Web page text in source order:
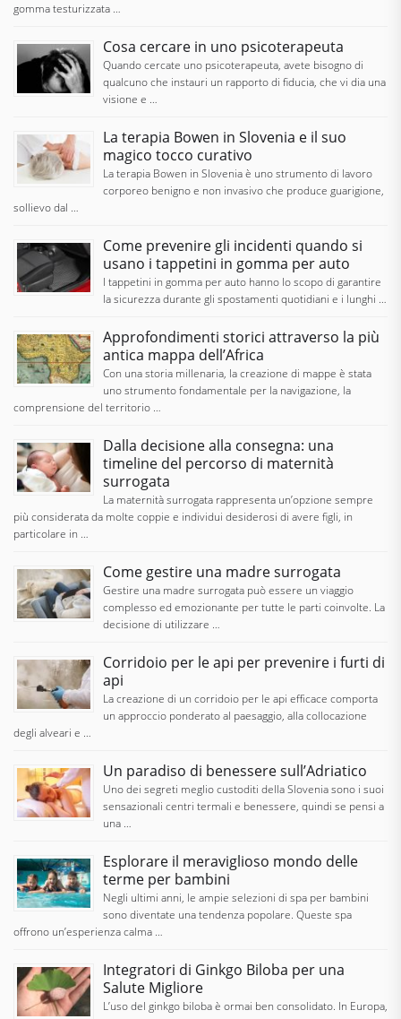
gomma testurizzata …
Cosa cercare in uno psicoterapeuta
Quando cercate uno psicoterapeuta, avete bisogno di
qualcuno che instauri un rapporto di fiducia, che vi dia una
visione e …
La terapia Bowen in Slovenia e il suo
magico tocco curativo
La terapia Bowen in Slovenia è uno strumento di lavoro
corporeo benigno e non invasivo che produce guarigione,
sollievo dal …
Come prevenire gli incidenti quando si
usano i tappetini in gomma per auto
I tappetini in gomma per auto hanno lo scopo di garantire
la sicurezza durante gli spostamenti quotidiani e i lunghi …
Approfondimenti storici attraverso la più
antica mappa dell’Africa
Con una storia millenaria, la creazione di mappe è stata
uno strumento fondamentale per la navigazione, la
comprensione del territorio …
Dalla decisione alla consegna: una
timeline del percorso di maternità
surrogata
La maternità surrogata rappresenta un’opzione sempre
più considerata da molte coppie e individui desiderosi di avere figli, in
particolare in …
Come gestire una madre surrogata
Gestire una madre surrogata può essere un viaggio
complesso ed emozionante per tutte le parti coinvolte. La
decisione di utilizzare …
Corridoio per le api per prevenire i furti di
api
La creazione di un corridoio per le api efficace comporta
un approccio ponderato al paesaggio, alla collocazione
degli alveari e …
Un paradiso di benessere sull’Adriatico
Uno dei segreti meglio custoditi della Slovenia sono i suoi
sensazionali centri termali e benessere, quindi se pensi a
una …
Esplorare il meraviglioso mondo delle
terme per bambini
Negli ultimi anni, le ampie selezioni di spa per bambini
sono diventate una tendenza popolare. Queste spa
offrono un’esperienza calma …
Integratori di Ginkgo Biloba per una
Salute Migliore
L’uso del ginkgo biloba è ormai ben consolidato. In Europa,